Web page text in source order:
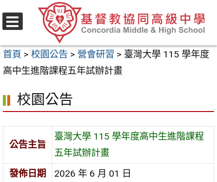
至
要
內
區
首頁 > 校園公告 > 營會研習 > 臺灣大學 115 學年度
高中生進階課程五年試辦計畫
校園公告
公告主旨
臺灣大學 115 學年度高中生進階課程
五年試辦計畫
發佈日期
2026 年 6 月 01 日
選
單